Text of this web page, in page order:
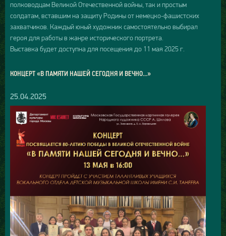
полководцам Великой Отечественной войны, так и простым
солдатам, вставшим на защиту Родины от немецко-фашистских
захватчиков. Каждый юный художник самостоятельно выбирал
героя для работы в жанре исторического портрета.
Выставка будет доступна для посещения до 11 мая 2025 г.
КОНЦЕРТ «В ПАМЯТИ НАШЕЙ СЕГОДНЯ И ВЕЧНО...»
25.04.2025